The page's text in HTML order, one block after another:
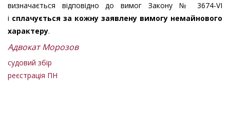
визначається відповідно до вимог Закону № 3674-VI
і сплачується за кожну заявлену вимогу немайнового
характеру.
Адвокат Морозов
судовий збір
реєстрація ПН